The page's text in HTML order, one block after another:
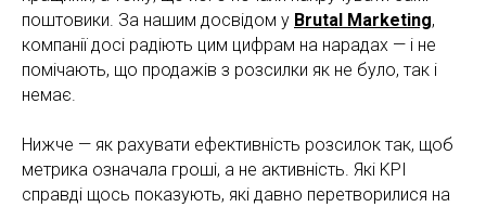
поштовики. За нашим досвідом у Brutal Marketing,
компанії досі радіють цим цифрам на нарадах — і не
помічають, що продажів з розсилки як не було, так і
немає.
Нижче — як рахувати ефективність розсилок так, щоб
метрика означала гроші, а не активність. Які KPI
справді щось показують, які давно перетворилися на